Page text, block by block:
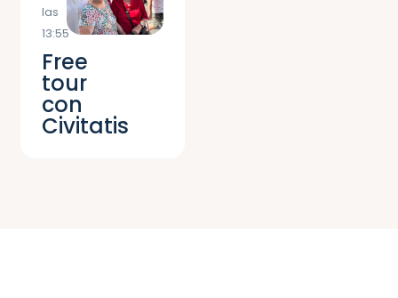
las
13:55
Free
tour
con
Civitatis